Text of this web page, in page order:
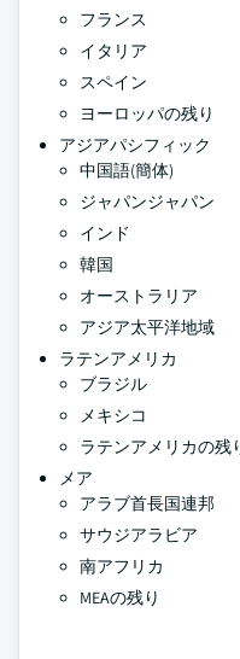
フランス
イタリア
スペイン
ヨーロッパの残り
アジアパシフィック
中国語(簡体)
ジャパンジャパン
インド
韓国
オーストラリア
アジア太平洋地域
ラテンアメリカ
ブラジル
メキシコ
ラテンアメリカの残
メア
アラブ首長国連邦
サウジアラビア
南アフリカ
MEAの残り